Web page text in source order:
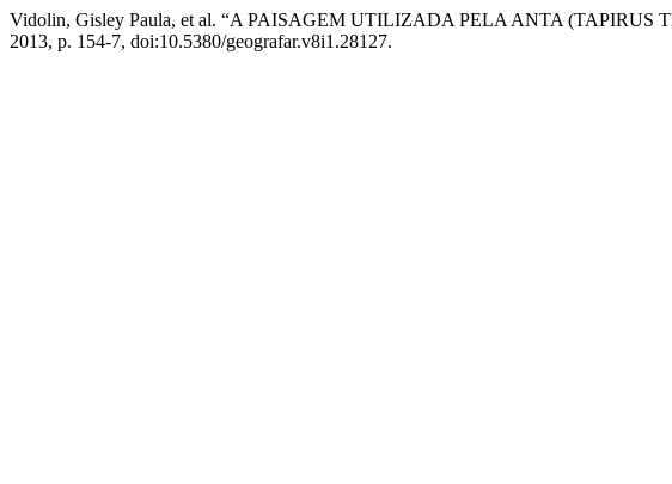
Vidolin, Gisley Paula, et al. “A PAISAGEM UTILIZADA PELA ANTA
2013, p. 154-7, doi:10.5380/geografar.v8i1.28127.